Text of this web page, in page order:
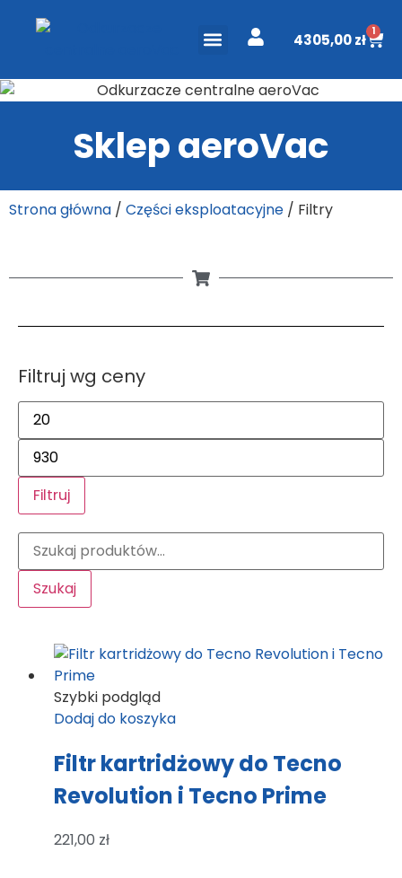
4305,00zł 1
Sklep aeroVac
Strona główna / Części eksploatacyjne / Filtry
Filtruj wg ceny
Filtruj
Szukaj
Szybki podgląd
Dodaj do koszyka
Filtr kartridżowy do Tecno
Revolution i Tecno Prime
221,00 zł